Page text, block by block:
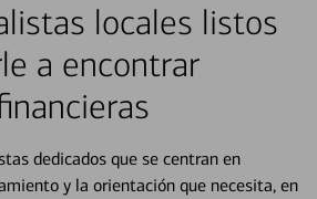
locales listos
a encontrar
dedicados que se centran en
y la orientación que necesita, en